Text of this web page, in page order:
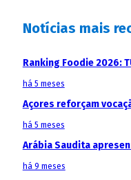
Notícias mais
Ranking Foodie 2026:
há 5 meses
Açores reforçam
há 5 meses
Arábia Saudita
há 9 meses